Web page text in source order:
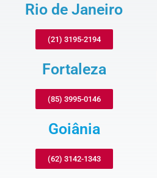
Rio de Janeiro
(21) 3195-2194
Fortaleza
(85) 3995-0146
Goiânia
(62) 3142-1343